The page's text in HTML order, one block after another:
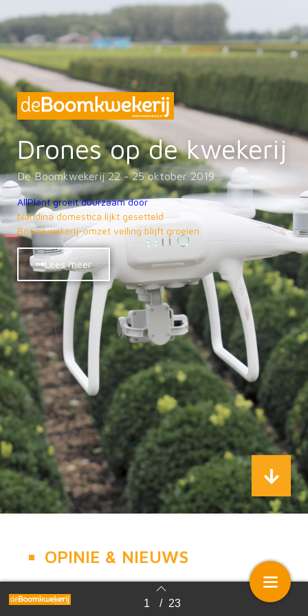
Terug naar overzicht 1 / 23
Drones op de kwekerij
De Boomkwekerij 22 - 25 oktober 2019
AllPlant groeit duurzaam door
Nandina domestica lijkt gesetteld
Boomkwekerij-omzet veiling blijft groeien
Lees meer
OPINIE & NIEUWS
Peter van Rijssen: 'Wij werken het